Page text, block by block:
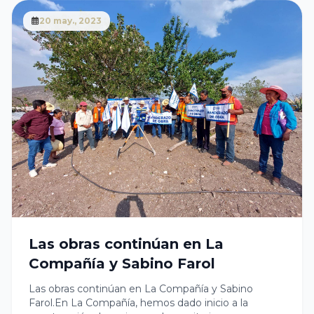
nuestro municipio. Queremos agradecer a todas y
todos los ciudadanos que participaron en esta
jornada, brindando su apoyo y colaboración. Sigamos
trabajando juntos por el bienestar animal.En el
Gobierno de Caltepec continuaremos
implementando acciones en beneficio de nuestros
amigos de cuatro patas.
20 may., 2023
Las obras continúan en La
Compañía y Sabino Farol
Las obras continúan en La Compañía y Sabino
Farol.En La Compañía, hemos dado inicio a la